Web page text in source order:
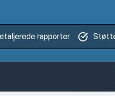
rapporter
rapporter